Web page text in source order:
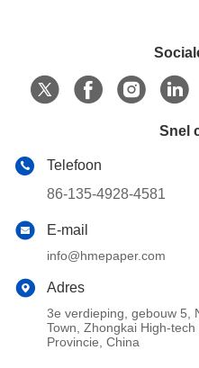
Snel
Telefoon
86-135-4928-4581
E-mail
info@hmepaper.com
Adres
3e verdieping, gebouw 5,
Town, Zhongkai High-
Provincie, China